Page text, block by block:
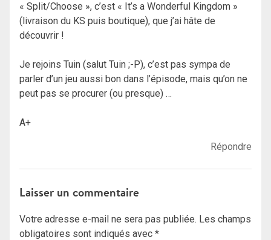
« Split/Choose », c’est « It’s a Wonderful Kingdom »
(livraison du KS puis boutique), que j’ai hâte de
découvrir !
Je rejoins Tuin (salut Tuin ;-P), c’est pas sympa de
parler d’un jeu aussi bon dans l’épisode, mais qu’on ne
peut pas se procurer (ou presque) …
A+
Répondre
Laisser un commentaire
Votre adresse e-mail ne sera pas publiée. Les champs
obligatoires sont indiqués avec *